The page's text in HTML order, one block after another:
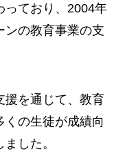
っており、2004年
ンの教育事業の支
援を通じて、教育
の生徒が成績向
した。